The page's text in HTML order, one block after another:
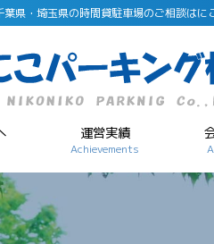
県・埼玉県の時間貸駐車場のご相談はに
運営実績
Achievements